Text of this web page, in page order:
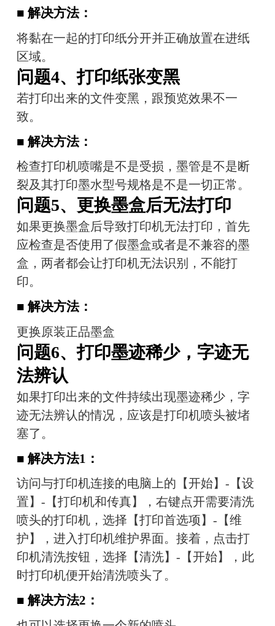
■ 解决方法：
将黏在一起的打印纸分开并正确放置在进纸
区域。
问题4、打印纸张变黑
若打印出来的文件变黑，跟预览效果不一
致。
■ 解决方法：
检查打印机喷嘴是不是受损，墨管是不是断
裂及其打印墨水型号规格是不是一切正常。
问题5、更换墨盒后无法打印
如果更换墨盒后导致打印机无法打印，首先
应检查是否使用了假墨盒或者是不兼容的墨
盒，两者都会让打印机无法识别，不能打
印。
■ 解决方法：
更换原装正品墨盒
问题6、打印墨迹稀少，字迹无
法辨认
如果打印出来的文件持续出现墨迹稀少，字
迹无法辨认的情况，应该是打印机喷头被堵
塞了。
■ 解决方法1：
访问与打印机连接的电脑上的【开始】-【设
置】-【打印机和传真】，右键点开需要清洗
喷头的打印机，选择【打印首选项】-【维
护】，进入打印机维护界面。接着，点击打
印机清洗按钮，选择【清洗】-【开始】，此
时打印机便开始清洗喷头了。
■ 解决方法2：